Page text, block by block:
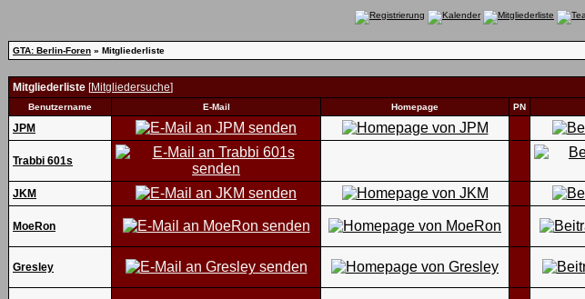
GTA: Berlin-Foren » Mitgliederliste
Mitgliederliste [Mitgliedersuche]
Benutzername E-Mail Homepage PN
JPM
Trabbi 601s
JKM
MoeRon
Gresley